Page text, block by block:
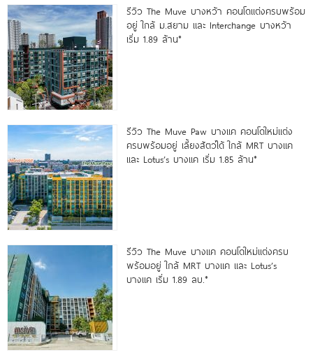
รีวิว The Muve บางหว้า คอนโดแต่งครบพร้อม
อยู่ ใกล้ ม.สยาม และ Interchange บางหว้า
เริ่ม 1.89 ล้าน*
รีวิว The Muve Paw บางแค คอนโดใหม่แต่ง
ครบพร้อมอยู่ เลี้ยงสัตว์ได้ ใกล้ MRT บางแค
และ Lotus’s บางแค เริ่ม 1.85 ล้าน*
รีวิว The Muve บางแค คอนโดใหม่แต่งครบ
พร้อมอยู่ ใกล้ MRT บางแค และ Lotus’s
บางแค เริ่ม 1.89 ลบ.*